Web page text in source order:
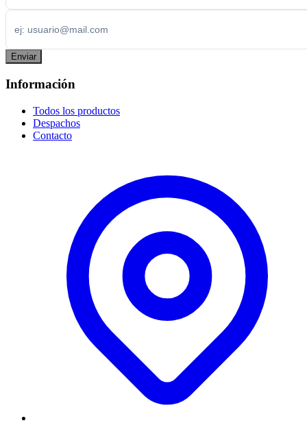
Enviar
Información
Todos los productos
Despachos
Contacto